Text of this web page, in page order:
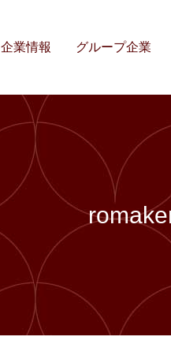
企業情報 グループ企業